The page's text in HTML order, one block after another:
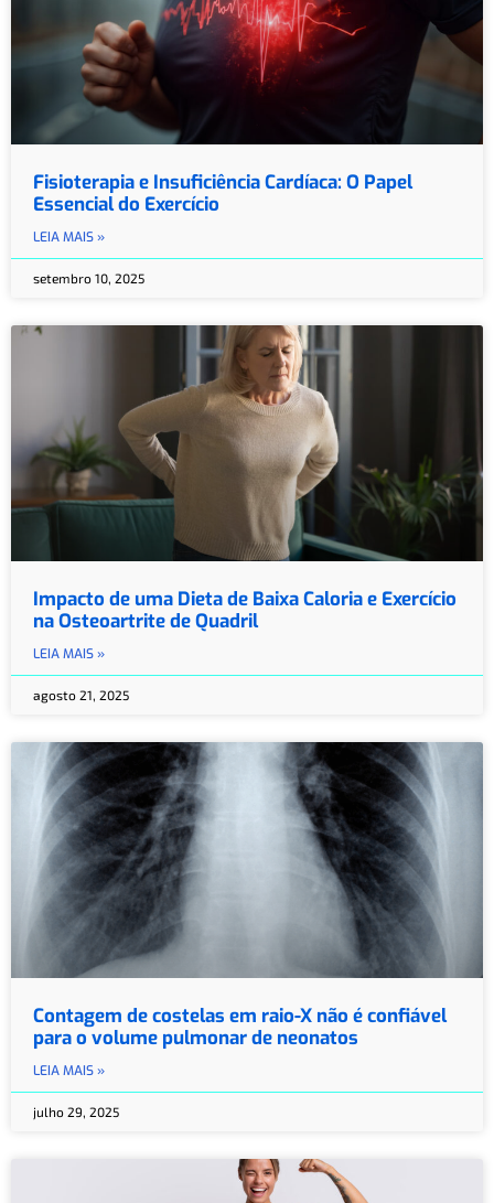
Fisioterapia e Insuficiência Cardíaca: O Papel
Essencial do Exercício
LEIA MAIS »
setembro 10, 2025
Impacto de uma Dieta de Baixa Caloria e Exercício
na Osteoartrite de Quadril
LEIA MAIS »
agosto 21, 2025
Contagem de costelas em raio-X não é confiável
para o volume pulmonar de neonatos
LEIA MAIS »
julho 29, 2025